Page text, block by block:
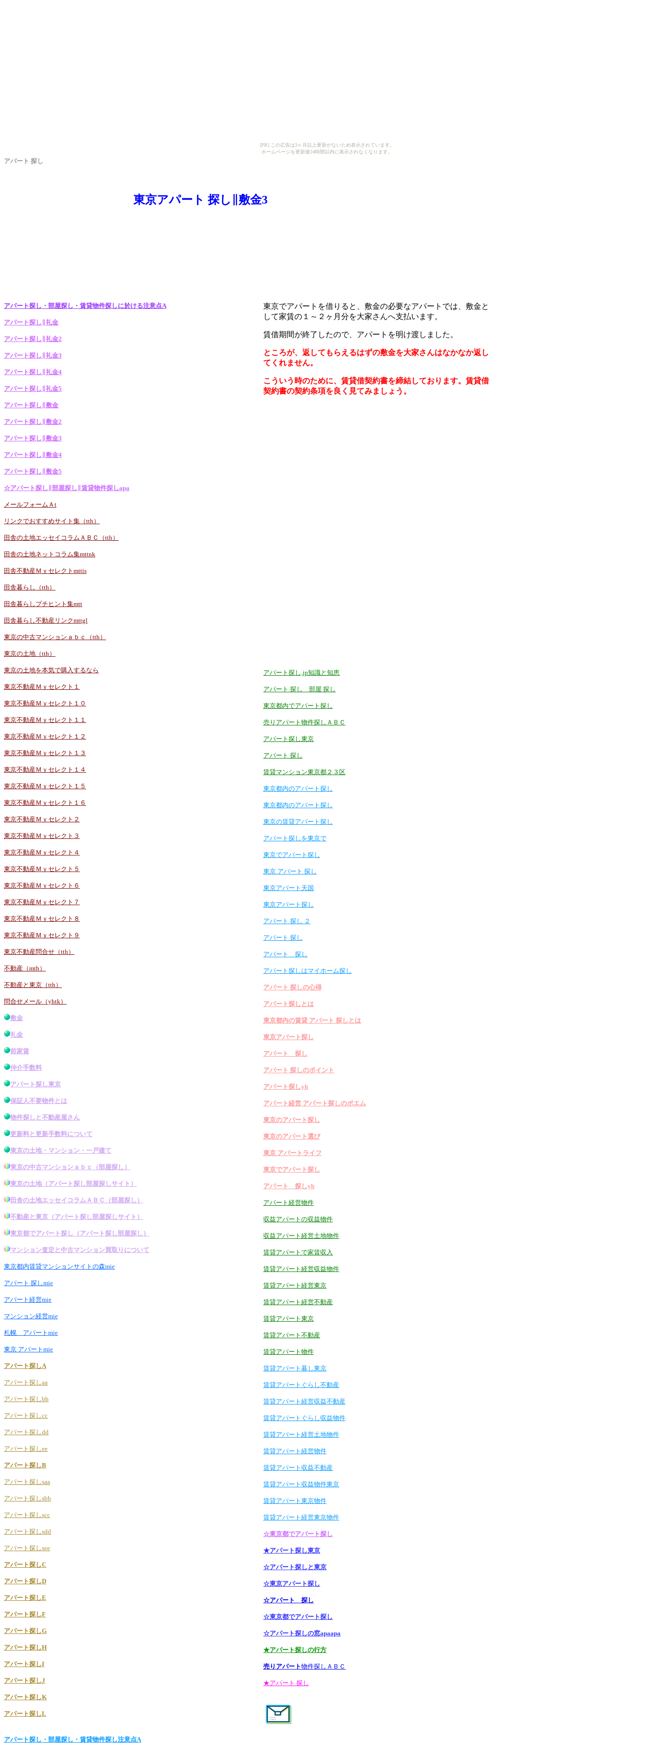
[PR] この広告は3ヶ月以上更新がないため表示されています。
ホームページを更新後24時間以内に表示されなくなります。
アパート 探し
東京アパート 探し∥敷金3
アパート探し・部屋探し・賃貸物件探しに於ける注意点A
アパート探し∥礼金
アパート探し∥礼金2
アパート探し∥礼金3
アパート探し∥礼金4
アパート探し∥礼金5
アパート探し∥敷金
アパート探し∥敷金2
アパート探し∥敷金3
アパート探し∥敷金4
アパート探し∥敷金5
☆アパート探し∥部屋探し∥賃貸物件探しapa
メールフォームＡt
リンクでおすすめサイト集（tth）
田舎の土地エッセイコラムＡＢＣ（tth）
田舎の土地ネットコラム集mttnk
田舎不動産Ｍｙセレクトmttis
田舎暮らし（tth）
田舎暮らしプチヒント集mtt
田舎暮らし不動産リンクmttgl
東京の中古マンションａｂｃ（tth）
東京の土地（tth）
東京の土地を本気で購入するなら
東京不動産Ｍｙセレクト１
東京不動産Ｍｙセレクト１０
東京不動産Ｍｙセレクト１１
東京不動産Ｍｙセレクト１２
東京不動産Ｍｙセレクト１３
東京不動産Ｍｙセレクト１４
東京不動産Ｍｙセレクト１５
東京不動産Ｍｙセレクト１６
東京不動産Ｍｙセレクト２
東京不動産Ｍｙセレクト３
東京不動産Ｍｙセレクト４
東京不動産Ｍｙセレクト５
東京不動産Ｍｙセレクト６
東京不動産Ｍｙセレクト７
東京不動産Ｍｙセレクト８
東京不動産Ｍｙセレクト９
東京不動産問合せ（tth）
不動産（mth）
不動産と東京（tth）
問合せメール（yhtk）
敷金
礼金
前家賃
仲介手数料
アパート探し東京
保証人不要物件とは
物件探し と不動産屋さん
更新料と更新手数料について
東京の土地・マンション・一戸建て
東京の中古マンション ａｂｃ（部屋探し ）
東京の土地（アパート探し部屋探しサイト）
田舎の土地エッセイコラムＡＢＣ（部屋探し ）
不動産と東京 （アパート探し部屋探しサイト）
東京都でアパート探し （アパート探し部屋探し ）
マンション査定と中古マンション買取りについて
東京都内賃貸マンションサイトの森mie
アパート 探しmie
アパート経営mie
マンション経営mie
札幌 アパートmie
東京 アパートmie
アパート探しA
アパート探しaa
アパート探しbb
アパート探しcc
アパート探しdd
アパート探しee
アパート探しB
アパート探しsaa
アパート探しsbb
アパート探しscc
アパート探しsdd
アパート探しsee
アパート探しC
アパート探しD
アパート探しE
アパート探しF
アパート探しG
アパート探しH
アパート探しI
アパート探しJ
アパート探しK
アパート探しL
東京でアパートを借りると、敷金の必要なアパートでは、敷金と
して家賃の１～２ヶ月分を大家さんへ支払います。
賃借期間が終了したので、アパートを明け渡しました。
ところが、返してもらえるはずの敷金を大家さんはなかなか返し
てくれません。
こういう時のために、賃貸借契約書を締結しております。賃貸借
契約書の契約条項を良く見てみましょう。
アパート探し,jp知識と知恵
アパート 探し 部屋 探し
東京都内でアパート探し
売りアパート物件探しＡＢＣ
アパート探し東京
アパート 探し
賃貸マンション東京都２３区
東京都内のアパート探し
東京都内のアパート探し
東京の賃貸アパート探し
アパート探しを東京で
東京でアパート探し
東京 アパート 探し
東京アパート天国
東京アパート探し
アパート 探し ２
アパート 探し
アパート 探し
アパート探しはマイホーム探し
アパート 探しの心得
アパート探しとは
東京都内の賃貸 アパート 探しとは
東京アパート探し
アパート 探し
アパート 探しのポイント
アパート探しyh
アパート経営 アパート探しのポエム
東京のアパート探し
東京のアパート選び
東京 アパートライフ
東京でアパート探し
アパート 探しyh
アパート経営物件
収益アパートの収益物件
収益アパート経営土地物件
賃貸アパートで家賃収入
賃貸アパート経営収益物件
賃貸アパート経営東京
賃貸アパート経営不動産
賃貸アパート東京
賃貸アパート不動産
賃貸アパート物件
賃貸アパート暮し東京
賃貸アパートぐらし不動産
賃貸アパート経営収益不動産
賃貸アパートぐらし収益物件
賃貸アパート経営土地物件
賃貸アパート経営物件
賃貸アパート収益不動産
賃貸アパート収益物件東京
賃貸アパート東京物件
賃貸アパート経営東京物件
☆東京都でアパート探し
★アパート探し東京
☆アパート探しと東京
☆東京アパート探し
☆アパート 探し
☆東京都でアパート探し
☆アパート探しの窓apaapa
★アパート探しの行方
売りアパート物件探しＡＢＣ
★アパート 探し
アパート探し・部屋探し・賃貸物件探し注意点A